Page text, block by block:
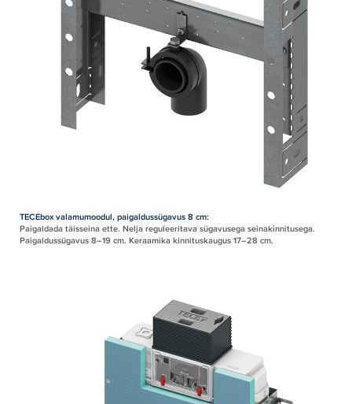
TECEbox valamumoodul, paigaldussügavus 8 cm:
Paigaldada täisseina ette. Nelja reguleeritava sügavusega seinakinnitusega.
Paigaldussügavus 8–19 cm. Keraamika kinnituskaugus 17–28 cm.